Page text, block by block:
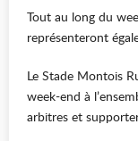
Tout au long du
représenteront
Le Stade Montois
week-end à
arbitres et